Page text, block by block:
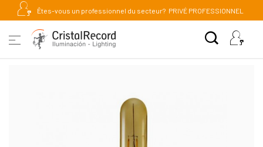
Êtes-vous un professionnel du secteur? PRIVÉ PROFESSIONNEL